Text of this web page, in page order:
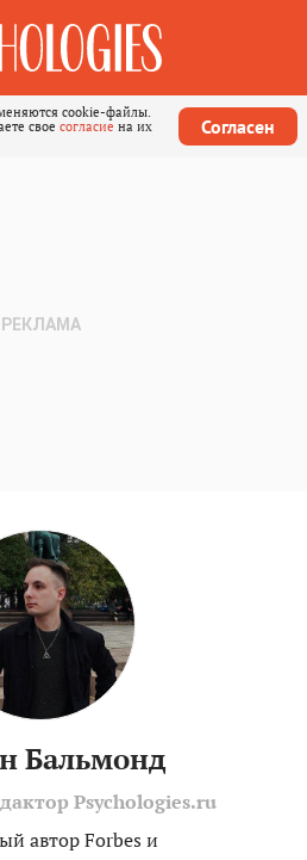
cookie-файлы.
свое согласие на их
Согласен
Бальмонд
Psychologies.ru
автор Forbes и